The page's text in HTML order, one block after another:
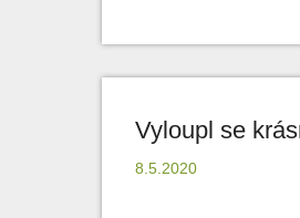
Vyloupl se
8.5.2020